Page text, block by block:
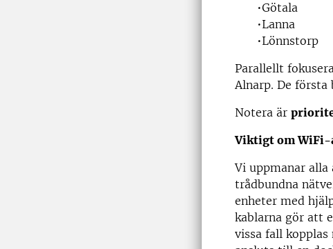
•Götala
•Lanna
•Lönnstorp
Parallellt
Alnarp. De första
Notera är
Viktigt om WiFi-
Vi uppmanar
trådbundna
enheter med
kablarna gör att
vissa fall